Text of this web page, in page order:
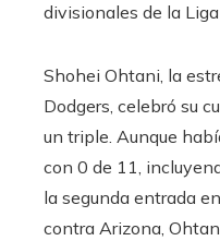
divisionales de la
Shohei Ohtani, la
Dodgers, celebró su
un triple. Aunque
con 0 de 11,
la segunda entrada
contra Arizona,